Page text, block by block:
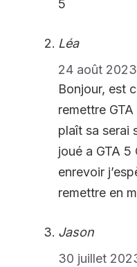
5
Léa
24 août
Bonjour, est
remettre
plaît sa serai
joué a GTA 5
enrevoir
remettre en
Jason
30 juillet